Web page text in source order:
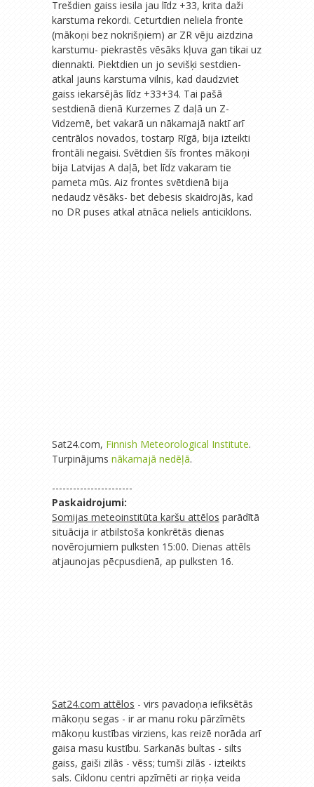
Trešdien gaiss iesila jau līdz +33, krita daži
karstuma rekordi. Ceturtdien neliela fronte
(mākoņi bez nokrišņiem) ar ZR vēju aizdzina
karstumu- piekrastēs vēsāks kļuva gan tikai uz
diennakti. Piektdien un jo sevišķi sestdien-
atkal jauns karstuma vilnis, kad daudzviet
gaiss iekarsējās līdz +33+34. Tai pašā
sestdienā dienā Kurzemes Z daļā un Z-
Vidzemē, bet vakarā un nākamajā naktī arī
centrālos novados, tostarp Rīgā, bija izteikti
frontāli negaisi. Svētdien šīs frontes mākoņi
bija Latvijas A daļā, bet līdz vakaram tie
pameta mūs. Aiz frontes svētdienā bija
nedaudz vēsāks- bet debesis skaidrojās, kad
no DR puses atkal atnāca neliels anticiklons.
Sat24.com, Finnish Meteorological Institute.
Turpinājums nākamajā nedēļā.
-----------------------
Paskaidrojumi:
Somijas meteoinstitūta karšu attēlos parādītā
situācija ir atbilstoša konkrētās dienas
novērojumiem pulksten 15:00. Dienas attēls
atjaunojas pēcpusdienā, ap pulksten 16.
Sat24.com attēlos - virs pavadoņa iefiksētās
mākoņu segas - ir ar manu roku pārzīmēts
mākoņu kustības virziens, kas reizē norāda arī
gaisa masu kustību. Sarkanās bultas - silts
gaiss, gaiši zilās - vēss; tumši zilās - izteikts
sals. Ciklonu centri apzīmēti ar riņķa veida